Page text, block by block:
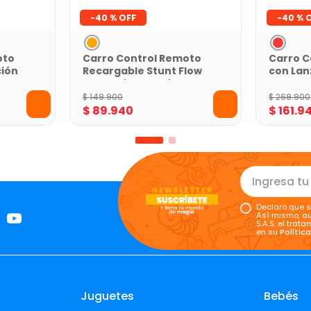
-40 %
Carro Control Remoto
Recargable Stunt Flow
Toy Logic Naranja
$149.900
$ 89.940
-40 %
Carro
con
$269.900
$161.
Declaro que
Así mismo,
S.A.S. el
en su
Juguetes Bebés